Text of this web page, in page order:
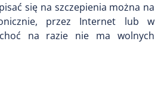
się na szczepienia można na
przez Internet lub w
na razie nie ma wolnych